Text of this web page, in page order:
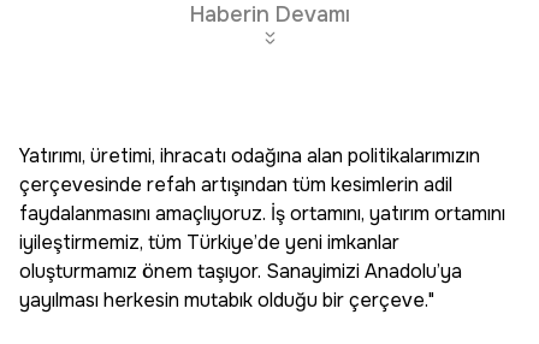
Haberin Devamı
Yatırımı, üretimi, ihracatı odağına alan politikalarımızın
çerçevesinde refah artışından tüm kesimlerin adil
faydalanmasını amaçlıyoruz. İş ortamını, yatırım ortamını
iyileştirmemiz, tüm Türkiye’de yeni imkanlar
oluşturmamız önem taşıyor. Sanayimizi Anadolu’ya
yayılması herkesin mutabık olduğu bir çerçeve."